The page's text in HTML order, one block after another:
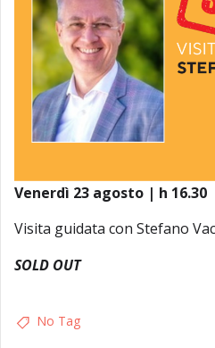
Venerdì 23 agosto | h 16.30
Visita guidata con Stefano
SOLD OUT
No Tag